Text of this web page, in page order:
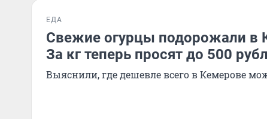
ЕДА
Свежие огурцы подорожали в
За кг теперь просят до 500
Выяснили, где дешевле всего в Кемерове